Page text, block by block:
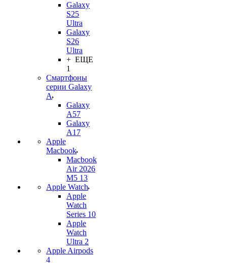
Galaxy
S25
Ultra
Galaxy
S26
Ultra
+ ЕЩЕ
1
Смартфоны
серии Galaxy
A
Galaxy
A57
Galaxy
A17
Apple
Macbook
Macbook
Air 2026
M5 13
Apple Watch
Apple
Watch
Series 10
Apple
Watch
Ultra 2
Apple Airpods
4